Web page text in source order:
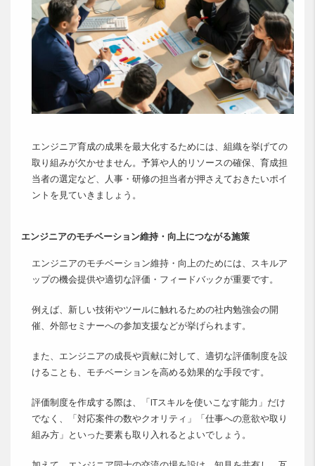
エンジニア育成の成果を最大化するためには、組織を挙げての
取り組みが欠かせません。予算や人的リソースの確保、育成担
当者の選定など、人事・研修の担当者が押さえておきたいポイ
ントを見ていきましょう。
エンジニアのモチベーション維持・向上につながる施策
エンジニアのモチベーション維持・向上のためには、スキルア
ップの機会提供や適切な評価・フィードバックが重要です。
例えば、新しい技術やツールに触れるための社内勉強会の開
催、外部セミナーへの参加支援などが挙げられます。
また、エンジニアの成長や貢献に対して、適切な評価制度を設
けることも、モチベーションを高める効果的な手段です。
評価制度を作成する際は、「ITスキルを使いこなす能力」だけ
でなく、「対応案件の数やクオリティ」「仕事への意欲や取り
組み方」といった要素も取り入れるとよいでしょう。